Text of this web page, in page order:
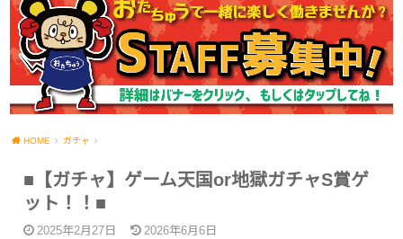
HOME ガチャ
■【ガチャ】ゲーム天国or地獄ガチャS賞ゲ
ット！！■
2025年2月27日 2026年6月6日